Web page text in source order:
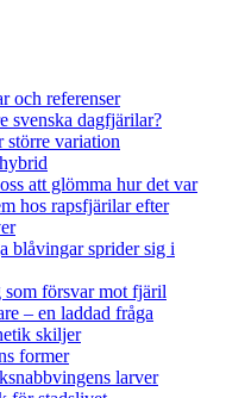
och referenser
svenska dagfjärilar?
större variation
att glömma hur det var
hos rapsfjärilar efter
blåvingar sprider sig i
försvar mot fjäril
– en laddad fråga
skiljer
former
larver